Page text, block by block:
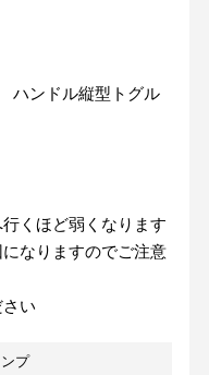
ハンドル縦型トグル
く​ほ​ど​弱​く​な​り​ま​す
な​り​ま​す​の​で​ご​注​意​
い
プ